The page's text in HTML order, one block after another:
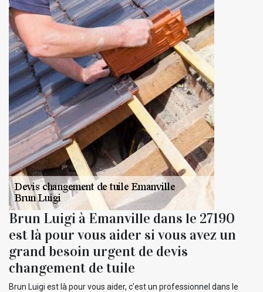
Brun Luigi à Emanville dans le 27190
est là pour vous aider si vous avez un
grand besoin urgent de devis
changement de tuile
Brun Luigi est là pour vous aider, c’est un professionnel dans le